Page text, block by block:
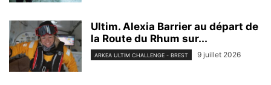
Ultim. Alexia Barrier au départ de
la Route du Rhum sur...
ARKEA ULTIM CHALLENGE - BREST 9 juillet 2026